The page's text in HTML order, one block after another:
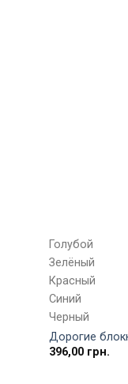
Голубой
Зелёный
Красный
Синий
Черный
Дорогие
396,00 грн.